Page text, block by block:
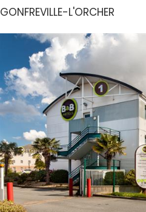
GONFREVILLE-L'ORCHER